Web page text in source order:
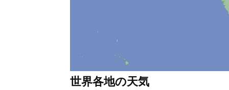
世界各地の天気